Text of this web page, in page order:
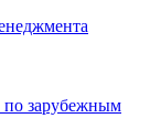
по зарубежным